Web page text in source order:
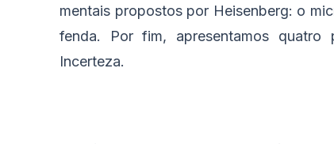
mentais propostos por Heisenberg: o
fenda. Por fim, apresentamos quatro
Incerteza.